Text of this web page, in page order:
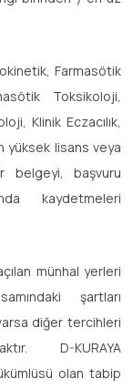
Farmasötik
Toksikoloji,
Klinik Eczacılık,
yüksek lisans veya
belgeyi, başvuru
kaydetmeleri
münhal yerleri
şartları
diğer tercihleri
D-KURAYA
olan tabip